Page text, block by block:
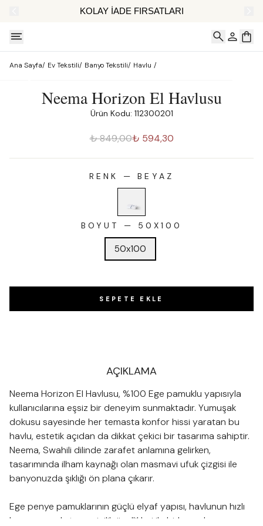
KOLAY İADE FIRSATLARI
Ana Sayfa/ Ev Tekstili/ Banyo Tekstili/ Havlu /
Neema Horizon El Havlusu
Ürün Kodu: 112300201
₺ 849,00₺ 594,30
RENK — BEYAZ
BOYUT — 50X100
50x100
SEPETE EKLE
AÇIKLAMA
Neema Horizon El Havlusu, %100 Ege pamuklu yapısıyla
kullanıcılarına eşsiz bir deneyim sunmaktadır. Yumuşak
dokusu sayesinde her temasta konfor hissi yaratan bu
havlu, estetik açıdan da dikkat çekici bir tasarıma sahiptir.
Neema, Swahili dilinde zarafet anlamına gelirken,
tasarımında ilham kaynağı olan masmavi ufuk çizgisi ile
banyonuzda şıklığı ön plana çıkarır.
Ege penye pamuklarının güçlü elyaf yapısı, havlunun hızlı
kuruma ve ekstra emicilik özellikleri ile birleşerek uzun